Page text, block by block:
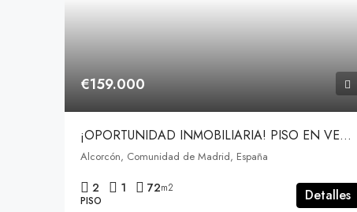
€159.000
¡OPORTUNIDAD INMOBILIARIA! PISO EN VENTA EN AVENIDA DE LOS CARABANCHELES, ALCORCÓN
Alcorcón, Comunidad de Madrid, España
2 1 72m2
PISO
Detalles